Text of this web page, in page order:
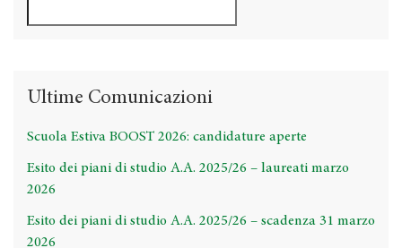
Ultime Comunicazioni
Scuola Estiva BOOST 2026: candidature aperte
Esito dei piani di studio A.A. 2025/26 – laureati marzo
2026
Esito dei piani di studio A.A. 2025/26 – scadenza 31 marzo
2026